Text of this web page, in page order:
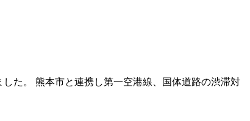
た。 熊本市と連携し第一空港線、国体道路の渋滞対